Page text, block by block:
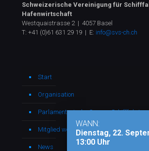
Schweizerische Vereinigung für
Hafenwirtschaft
Westquaistrasse 2 | 4057 Basel
T: +41 (0)61 631 29 19 | E: info@svs-ch.ch
Start
Organisation
Parlamentarische Gruppe Schifffahrt
Mitglied werden
News
WANN:
Dienstag, 22.
13:00 Uhr